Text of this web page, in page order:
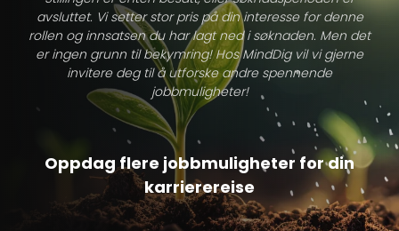
avsluttet. Vi setter stor pris på din interesse for denne
rollen og innsatsen du har lagt ned i søknaden. Men det
er ingen grunn til bekymring! Hos MindDig vil vi gjerne
invitere deg til å utforske andre spennende
jobbmuligheter!
Oppdag flere jobbmuligheter for din
karrierereise